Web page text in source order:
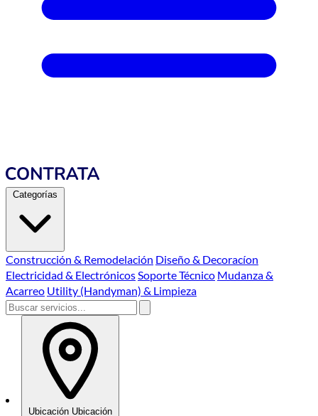
Categorías
Construcción & Remodelación Diseño & Decoracíon
Electricidad & ElectrónicosSoporte Técnico Mudanza &
Acarreo Utility (Handyman) & Limpieza
Ubicación Ubicación